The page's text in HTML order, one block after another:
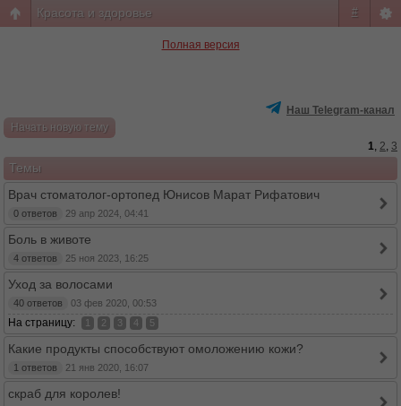
#
Красота и здоровье
Полная версия
Наш Telegram-канал
Начать новую тему
1, 2, 3
Темы
Врач стоматолог-ортопед Юнисов Марат Рифатович
0 ответов 29 апр 2024, 04:41
Боль в животе
4 ответов 25 ноя 2023, 16:25
Уход за волосами
40 ответов 03 фев 2020, 00:53
На страницу: 1 2 3 4 5
Какие продукты способствуют омоложению кожи?
1 ответов 21 янв 2020, 16:07
скраб для королев!